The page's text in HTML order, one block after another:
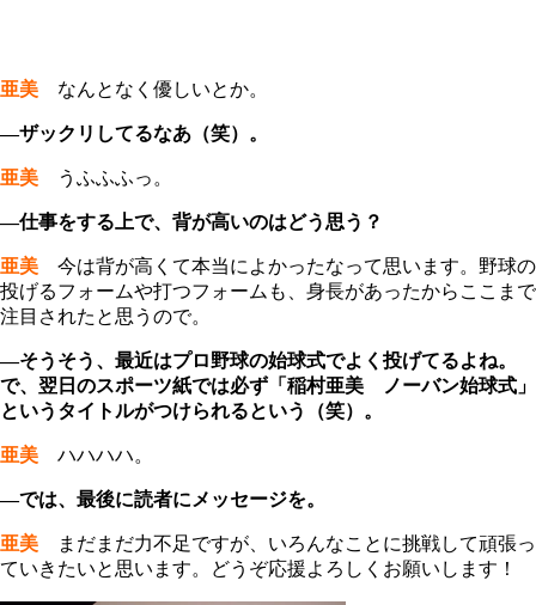
亜美 なんとなく優しいとか。
―ザックリしてるなあ（笑）。
亜美 うふふふっ。
―仕事をする上で、背が高いのはどう思う？
亜美 今は背が高くて本当によかったなって思います。野球の
投げるフォームや打つフォームも、身長があったからここまで
注目されたと思うので。
―そうそう、最近はプロ野球の始球式でよく投げてるよね。
で、翌日のスポーツ紙では必ず「稲村亜美 ノーバン始球式」
というタイトルがつけられるという（笑）。
亜美 ハハハハ。
―では、最後に読者にメッセージを。
亜美 まだまだ力不足ですが、いろんなことに挑戦して頑張っ
ていきたいと思います。どうぞ応援よろしくお願いします！